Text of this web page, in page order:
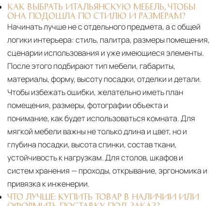
КАК ВЫБРАТЬ ИТАЛЬЯНСКУЮ МЕБЕЛЬ, ЧТОБЫ
ОНА ПОДОШЛА ПО СТИЛЮ И РАЗМЕРАМ?
Начинать лучше не с отдельного предмета, а с общей
логики интерьера: стиль, палитра, размеры помещения,
сценарии использования и уже имеющиеся элементы.
После этого подбирают тип мебели, габариты,
материалы, форму, высоту посадки, отделки и детали.
Чтобы избежать ошибки, желательно иметь план
помещения, размеры, фотографии объекта и
понимание, как будет использоваться комната. Для
мягкой мебели важны не только длина и цвет, но и
глубина посадки, высота спинки, состав ткани,
устойчивость к нагрузкам. Для столов, шкафов и
систем хранения — проходы, открывание, эргономика и
привязка к инженерии.
ЧТО ЛУЧШЕ: КУПИТЬ ТОВАР В НАЛИЧИИ ИЛИ